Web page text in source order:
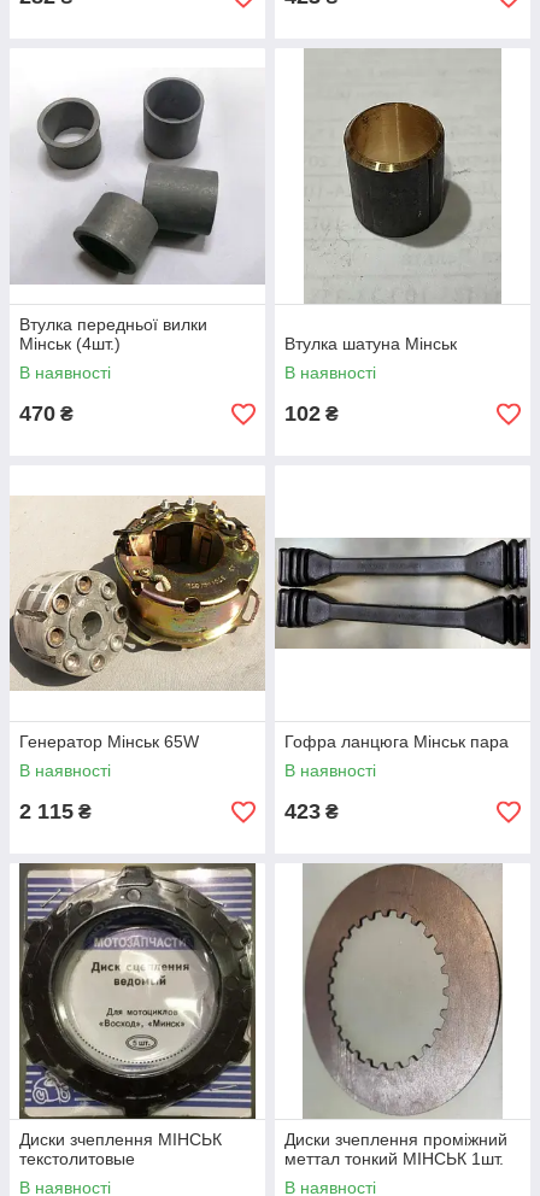
Втулка передньої вилки
Мінськ (4шт.)
В наявності
470 ₴
Втулка шатуна Мінськ
В наявності
102 ₴
Генератор Мінськ 65W
В наявності
2 115 ₴
Гофра ланцюга Мінськ пара
В наявності
423 ₴
Диски зчеплення МІНСЬК
текстолитовые
В наявності
Диски зчеплення проміжний
меттал тонкий МІНСЬК 1шт.
В наявності